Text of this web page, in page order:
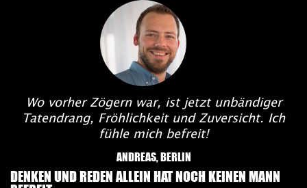
Wo vorher Zögern war, ist jetzt unbändiger
Tatendrang, Fröhlichkeit und Zuversicht. Ich
fühle mich befreit!
ANDREAS, BERLIN
DENKEN UND REDEN ALLEIN HAT NOCH KEINEN MANN